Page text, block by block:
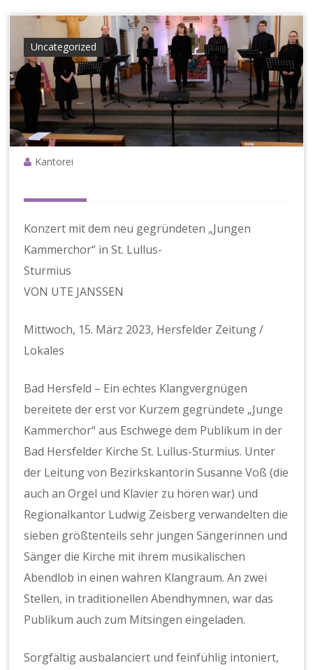
g
e
Uncategorized
Kantorei
Konzert mit dem neu gegründeten „Jungen
Kammerchor“ in St. Lullus-
Sturmius
VON UTE JANSSEN
Mittwoch, 15. März 2023, Hersfelder Zeitung /
Lokales
Bad Hersfeld – Ein echtes Klangvergnügen
bereitete der erst vor Kurzem gegründete „Junge
Kammerchor“ aus Eschwege dem Publikum in der
Bad Hersfelder Kirche St. Lullus-Sturmius. Unter
der Leitung von Bezirkskantorin Susanne Voß (die
auch an Orgel und Klavier zu hören war) und
Regionalkantor Ludwig Zeisberg verwandelten die
sieben größtenteils sehr jungen Sängerinnen und
Sänger die Kirche mit ihrem musikalischen
Abendlob in einen wahren Klangraum. An zwei
Stellen, in traditionellen Abendhymnen, war das
Publikum auch zum Mitsingen eingeladen.
Sorgfältig ausbalanciert und feinfühlig intoniert,